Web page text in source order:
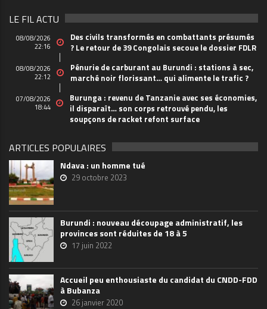
LE FIL ACTU
08/08/2026
22:16
Des civils transformés en combattants présumés
? Le retour de 39 Congolais secoue le dossier FDLR
08/08/2026
22:12
Pénurie de carburant au Burundi : stations à sec,
marché noir florissant… qui alimente le trafic ?
07/08/2026
18:44
Burunga : revenu de Tanzanie avec ses économies,
il disparaît… son corps retrouvé pendu, les
soupçons de racket refont surface
ARTICLES POPULAIRES
Ndava : un homme tué
29 octobre 2023
Burundi : nouveau découpage administratif, les
provinces sont réduites de 18 à 5
17 juin 2022
Accueil peu enthousiaste du candidat du CNDD-FDD
à Bubanza
26 janvier 2020